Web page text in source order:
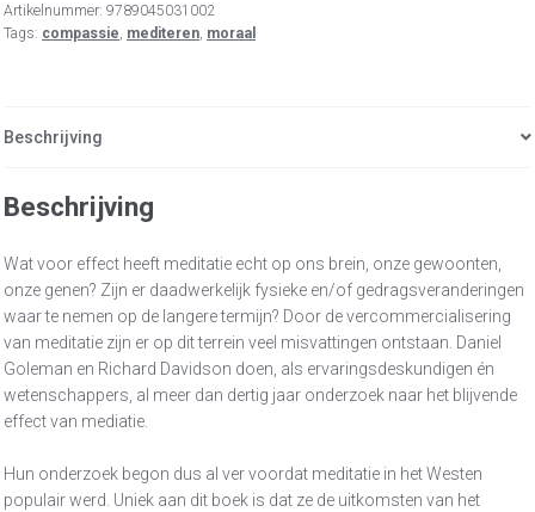
Artikelnummer: 9789045031002
Tags: compassie, mediteren, moraal
Beschrijving
Beschrijving
Wat voor effect heeft meditatie echt op ons brein, onze gewoonten,
onze genen? Zijn er daadwerkelijk fysieke en/of gedragsveranderingen
waar te nemen op de langere termijn? Door de vercommercialisering
van meditatie zijn er op dit terrein veel misvattingen ontstaan. Daniel
Goleman en Richard Davidson doen, als ervaringsdeskundigen én
wetenschappers, al meer dan dertig jaar onderzoek naar het blijvende
effect van mediatie.
Hun onderzoek begon dus al ver voordat meditatie in het Westen
populair werd. Uniek aan dit boek is dat ze de uitkomsten van het